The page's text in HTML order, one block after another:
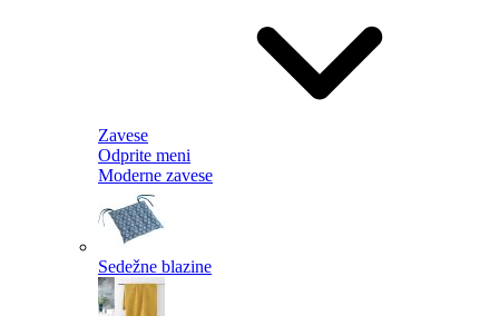
Zavese
Odprite meni
Moderne zavese
Sedežne blazine